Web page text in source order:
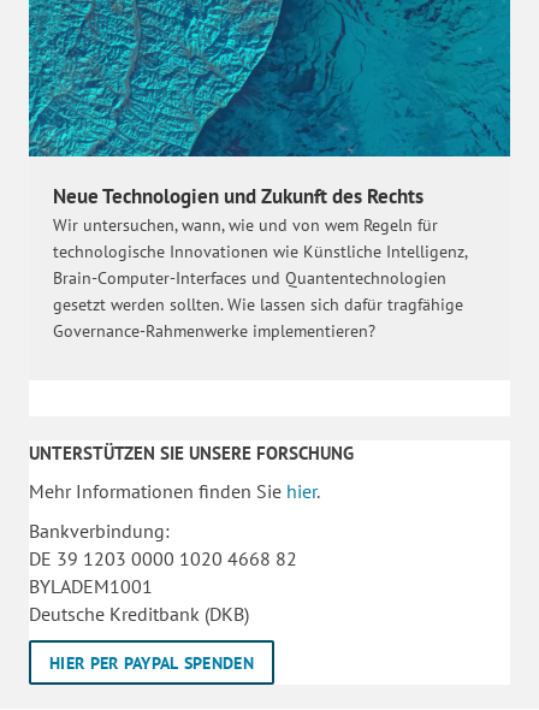
Neue Technologien und Zukunft des Rechts
Wir untersuchen, wann, wie und von wem Regeln für
technologische Innovationen wie Künstliche Intelligenz,
Brain-Computer-Interfaces und Quantentechnologien
gesetzt werden sollten. Wie lassen sich dafür tragfähige
Governance-Rahmenwerke implementieren?
UNTERSTÜTZEN SIE UNSERE FORSCHUNG
Mehr Informationen finden Sie hier.
Bankverbindung:
DE 39 1203 0000 1020 4668 82
BYLADEM1001
Deutsche Kreditbank (DKB)